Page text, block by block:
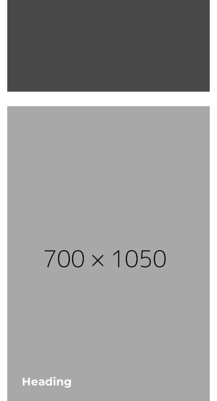
Heading